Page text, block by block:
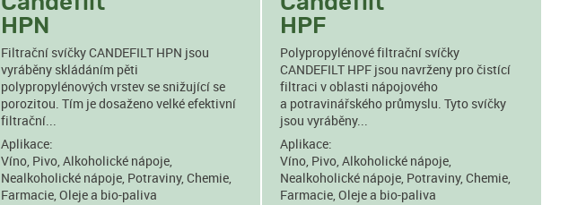
HPN
Filtrační svíčky CANDEFILT HPN jsou
vyráběny skládáním pěti
polypropylénových vrstev se snižující se
porozitou. Tím je dosaženo velké efektivní
filtrační...
Aplikace:
Víno, Pivo, Alkoholické nápoje,
Nealkoholické nápoje, Potraviny, Chemie,
Farmacie, Oleje a bio-paliva
HPF
Polypropylénové filtrační svíčky
CANDEFILT HPF jsou navrženy pro čistící
filtraci v oblasti nápojového
a potravinářského průmyslu. Tyto svíčky
jsou vyráběny...
Aplikace:
Víno, Pivo, Alkoholické nápoje,
Nealkoholické nápoje, Potraviny, Chemie,
Farmacie, Oleje a bio-paliva